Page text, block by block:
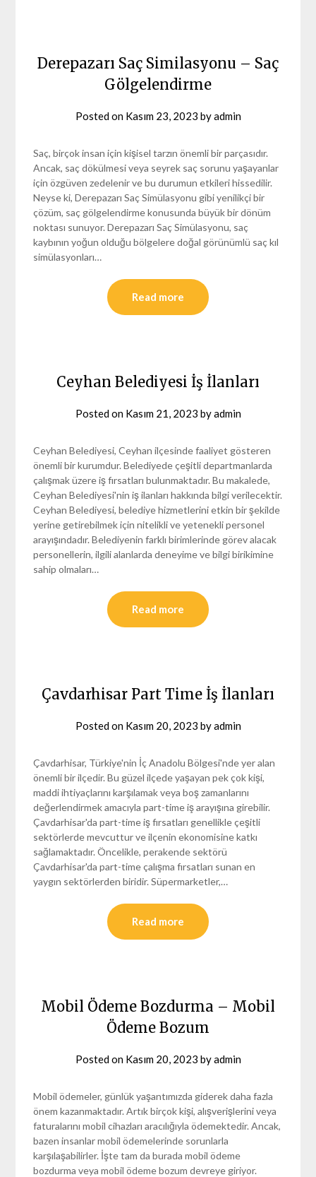
Derepazarı Saç Similasyonu – Saç
Gölgelendirme
Posted on Kasım 23, 2023 byadmin
Saç, birçok insan için kişisel tarzın önemli bir parçasıdır.
Ancak, saç dökülmesi veya seyrek saç sorunu yaşayanlar
için özgüven zedelenir ve bu durumun etkileri hissedilir.
Neyse ki, Derepazarı Saç Simülasyonu gibi yenilikçi bir
çözüm, saç gölgelendirme konusunda büyük bir dönüm
noktası sunuyor. Derepazarı Saç Simülasyonu, saç
kaybının yoğun olduğu bölgelere doğal görünümlü saç kıl
simülasyonları…
Read more
Ceyhan Belediyesi İş İlanları
Posted on Kasım 21, 2023 byadmin
Ceyhan Belediyesi, Ceyhan ilçesinde faaliyet gösteren
önemli bir kurumdur. Belediyede çeşitli departmanlarda
çalışmak üzere iş fırsatları bulunmaktadır. Bu makalede,
Ceyhan Belediyesi'nin iş ilanları hakkında bilgi verilecektir.
Ceyhan Belediyesi, belediye hizmetlerini etkin bir şekilde
yerine getirebilmek için nitelikli ve yetenekli personel
arayışındadır. Belediyenin farklı birimlerinde görev alacak
personellerin, ilgili alanlarda deneyime ve bilgi birikimine
sahip olmaları…
Read more
Çavdarhisar Part Time İş İlanları
Posted on Kasım 20, 2023 byadmin
Çavdarhisar, Türkiye'nin İç Anadolu Bölgesi'nde yer alan
önemli bir ilçedir. Bu güzel ilçede yaşayan pek çok kişi,
maddi ihtiyaçlarını karşılamak veya boş zamanlarını
değerlendirmek amacıyla part-time iş arayışına girebilir.
Çavdarhisar'da part-time iş fırsatları genellikle çeşitli
sektörlerde mevcuttur ve ilçenin ekonomisine katkı
sağlamaktadır. Öncelikle, perakende sektörü
Çavdarhisar'da part-time çalışma fırsatları sunan en
yaygın sektörlerden biridir. Süpermarketler,…
Read more
Mobil Ödeme Bozdurma – Mobil
Ödeme Bozum
Posted on Kasım 20, 2023 byadmin
Mobil ödemeler, günlük yaşantımızda giderek daha fazla
önem kazanmaktadır. Artık birçok kişi, alışverişlerini veya
faturalarını mobil cihazları aracılığıyla ödemektedir. Ancak,
bazen insanlar mobil ödemelerinde sorunlarla
karşılaşabilirler. İşte tam da burada mobil ödeme
bozdurma veya mobil ödeme bozum devreye giriyor.